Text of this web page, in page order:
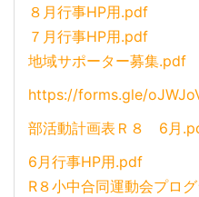
８月行事HP用.pdf
７月行事HP用.pdf
地域サポーター募集.pdf
https://forms.gle/
部活動計画表Ｒ８ 6月
6月行事HP用.pdf
R８小中合同運動会プロ